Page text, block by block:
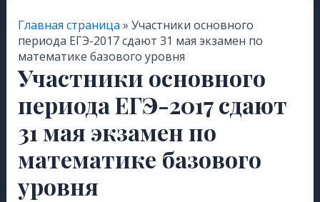
Главная страница » Участники основного
периода ЕГЭ-2017 сдают 31 мая экзамен по
математике базового уровня
Участники основного
периода ЕГЭ-2017 сдают
31 мая экзамен по
математике базового
уровня